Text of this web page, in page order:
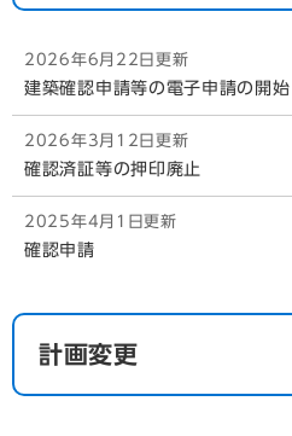
2026年6月22日更新
建築確認申請等の電子申請の開
2026年3月12日更新
確認済証等の押印廃止
2025年4月1日更新
確認申請
計画変更